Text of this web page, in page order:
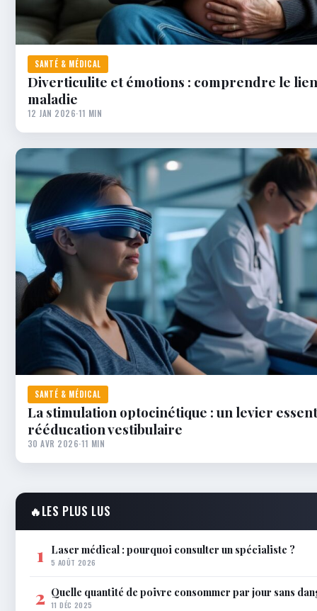
SANTÉ & MÉDICAL
Diverticulite et émotions : comprendre le
maladie
12 JAN 2026·11 MIN
SANTÉ & MÉDICAL
La stimulation optocinétique : un levier
rééducation vestibulaire
30 AVR 2026·11 MIN
🔥LES PLUS LUS
1 Laser médical : pourquoi consulter un spécialiste ?
5 AOÛT 2026
2 Quelle quantité de poivre consommer par jour sans
11 DÉC 2025